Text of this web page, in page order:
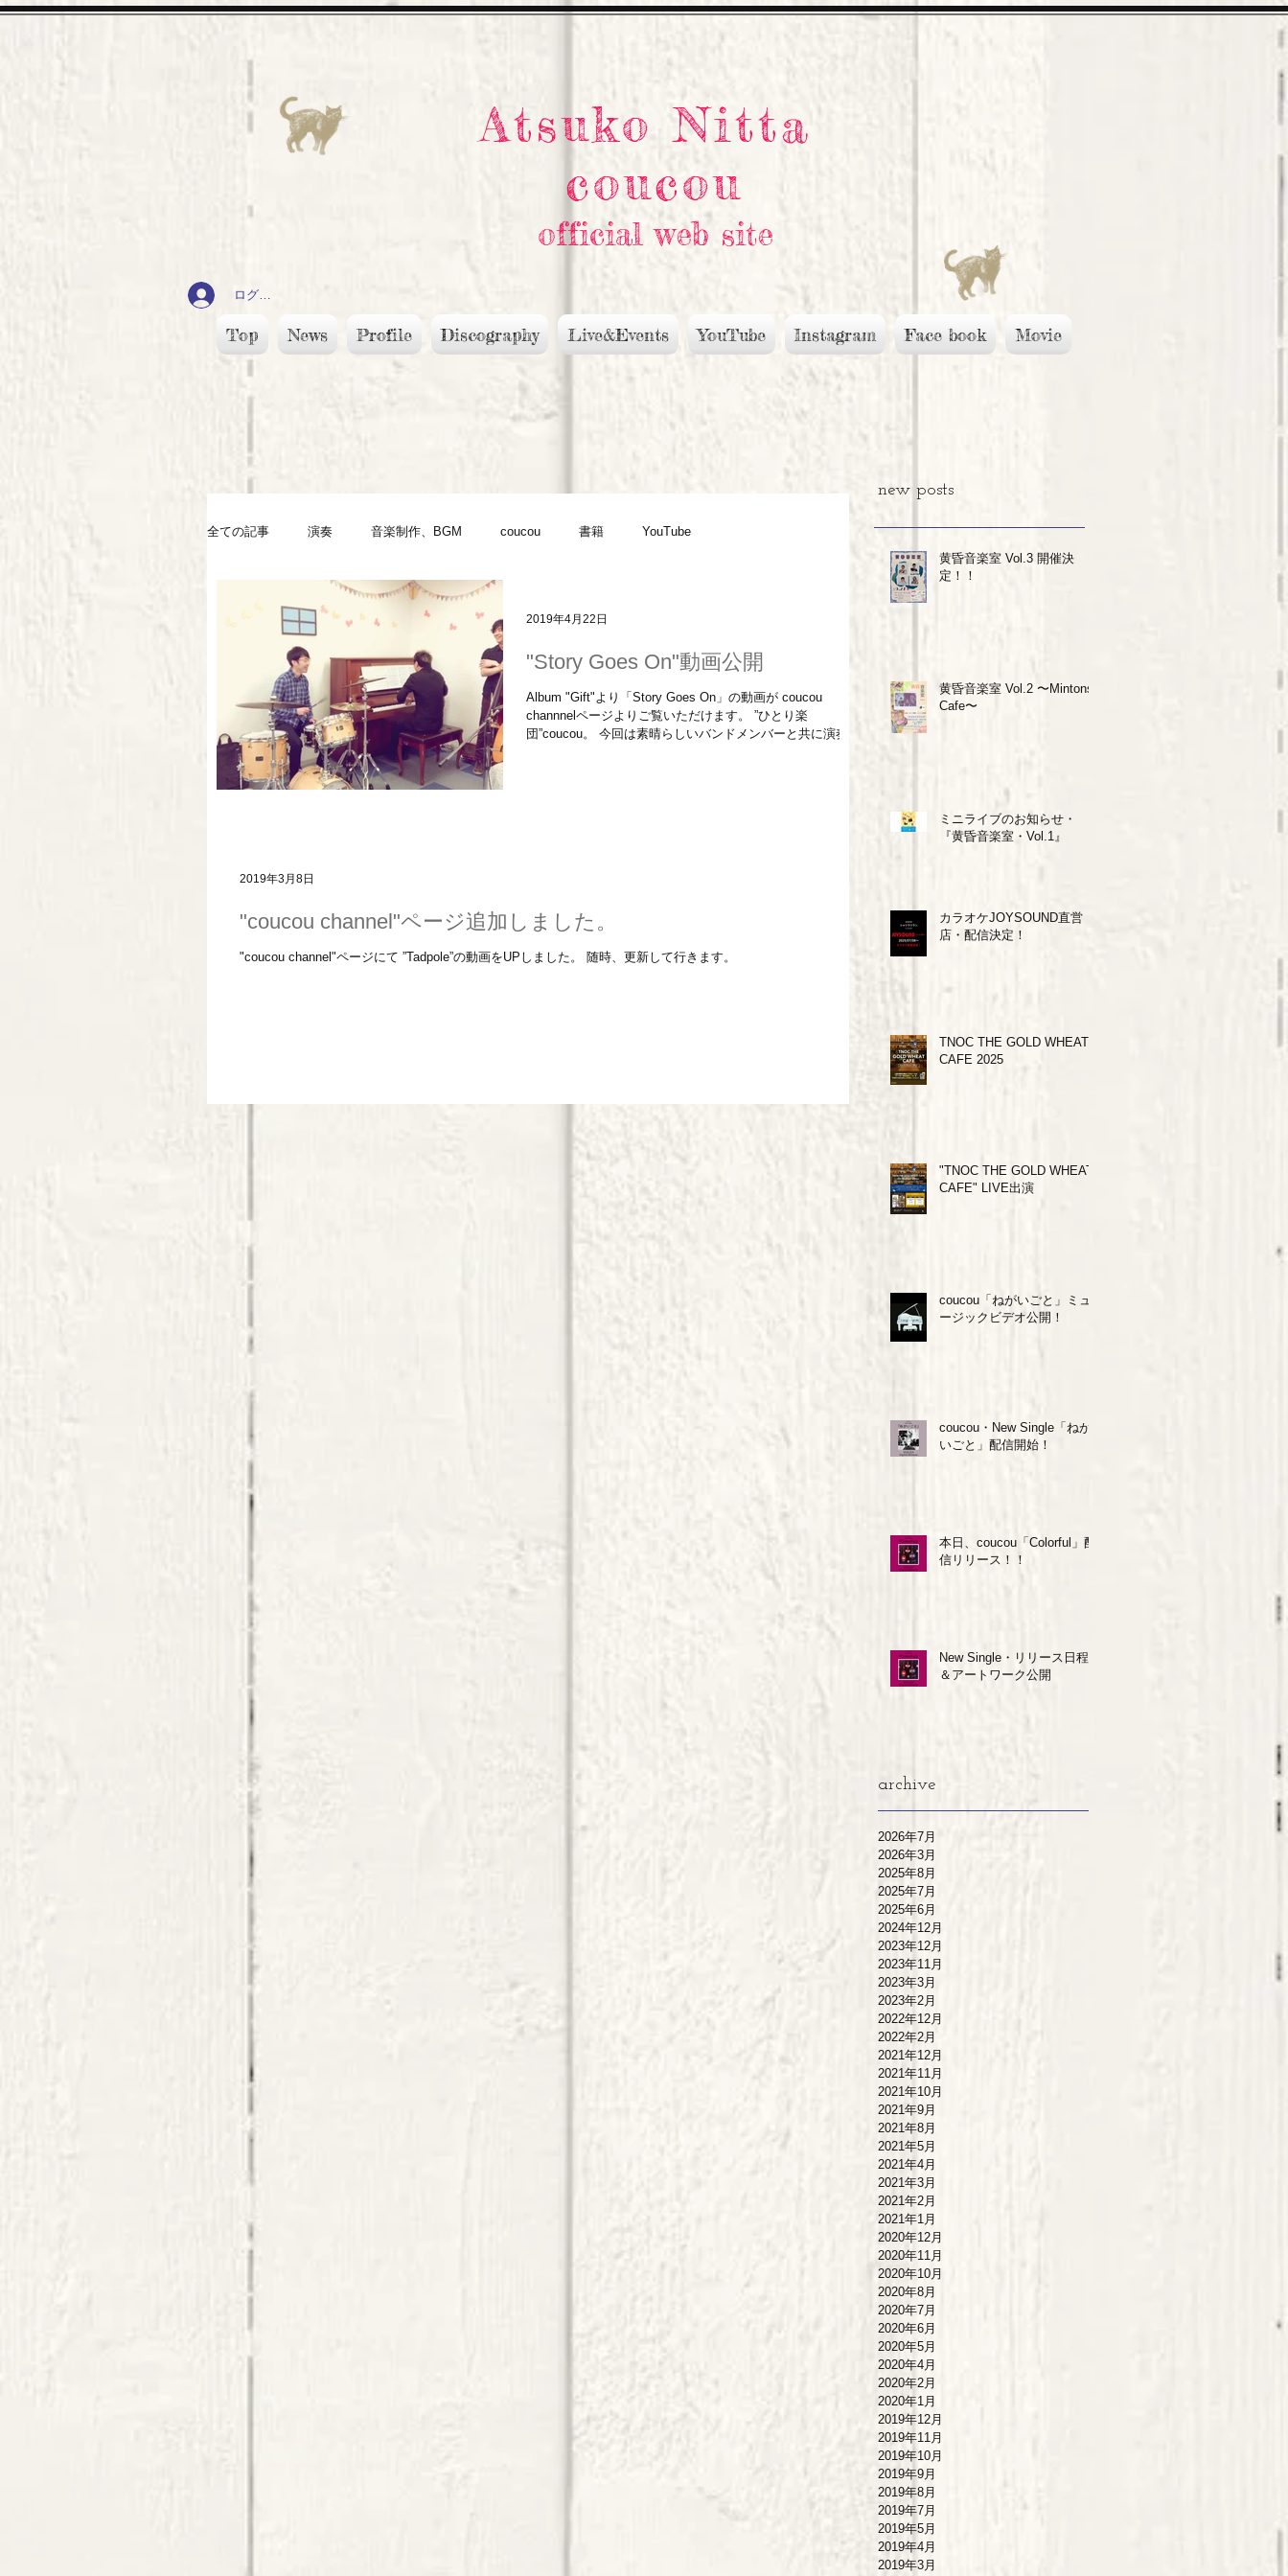
Atsuko Nitta
coucou
official web site
ログイン
Top News Profile Discography Live&Events YouTube Instagram Face book Movie
全ての記事 演奏 音楽制作、BGM coucou 書籍 YouTube
"Story Goes On"動画公開
Album "Gift"より「Story Goes On」の動画が coucou
channnelページよりご覧いただけます。 ”ひとり楽
団”coucou。 今回は素晴らしいバンドメンバーと共に演奏さ
2019年4月22日
"coucou channel"ページ追加しました。
"coucou channel"ページにて ”Tadpole”の動画をUPしました。 随時、更新して行きます。
2019年3月8日
new posts
黄昏音楽室 Vol.3 開催決
定！！
黄昏音楽室 Vol.2 〜Mintons
Cafe〜
ミニライブのお知らせ・
『黄昏音楽室・Vol.1』
カラオケJOYSOUND直営
店・配信決定！
TNOC THE GOLD WHEAT
CAFE 2025
"TNOC THE GOLD WHEAT
CAFE" LIVE出演
coucou「ねがいごと」ミュ
ージックビデオ公開！
coucou・New Single「ねが
いごと」配信開始！
本日、coucou「Colorful」配
信リリース！！
New Single・リリース日程
＆アートワーク公開
archive
2026年7月
2026年3月
2025年8月
2025年7月
2025年6月
2024年12月
2023年12月
2023年11月
2023年3月
2023年2月
2022年12月
2022年2月
2021年12月
2021年11月
2021年10月
2021年9月
2021年8月
2021年5月
2021年4月
2021年3月
2021年2月
2021年1月
2020年12月
2020年11月
2020年10月
2020年8月
2020年7月
2020年6月
2020年5月
2020年4月
2020年2月
2020年1月
2019年12月
2019年11月
2019年10月
2019年9月
2019年8月
2019年7月
2019年5月
2019年4月
2019年3月